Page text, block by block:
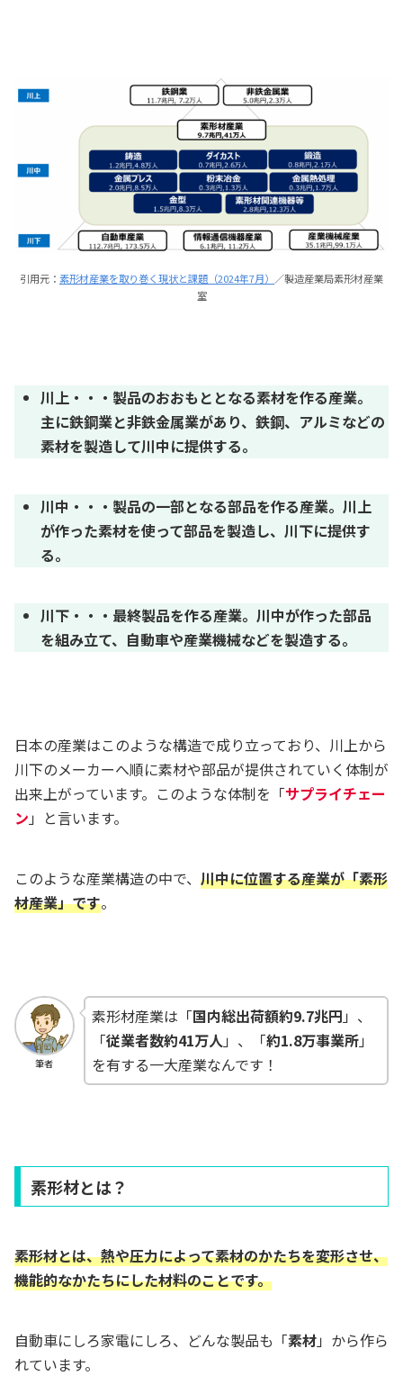
引用元： 素形材産業を取り巻く現状と課題（2024年7月） ／製造産業局素形材産業
室
川上・・・製品のおおもととなる素材を作る産業。
主に鉄鋼業と非鉄金属業があり、鉄鋼、アルミなどの
素材を製造して川中に提供する。
川中・・・製品の一部となる部品を作る産業。川上
が作った素材を使って部品を製造し、川下に提供す
る。
川下・・・最終製品を作る産業。川中が作った部品
を組み立て、自動車や産業機械などを製造する。
日本の産業はこのような構造で成り立っており、川上から
川下のメーカーへ順に素材や部品が提供されていく体制が
出来上がっています。このような体制を「サプライチェー
ン 」と言います。
このような産業構造の中で、 川中に位置する産業が「素形
材産業」です。
筆者
素形材産業は「国内総出荷額約9.7兆円 」、
「従業者数約41万人 」、「約1.8万事業所」
を有する一大産業なんです！
素形材とは？
素形材とは、熱や圧力によって素材のかたちを変形させ、
機能的なかたちにした材料のことです。
自動車にしろ家電にしろ、どんな製品も「素材」から作ら
れています。